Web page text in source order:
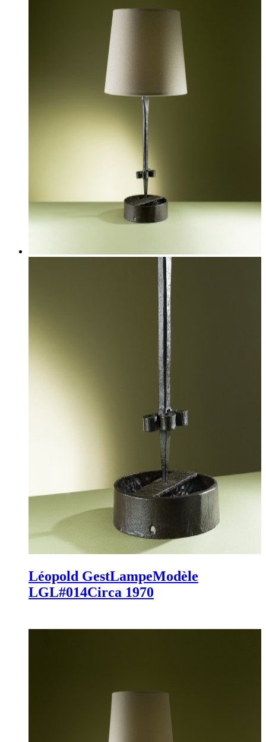
Léopold GestLampeModèle
LGL#014Circa 1970